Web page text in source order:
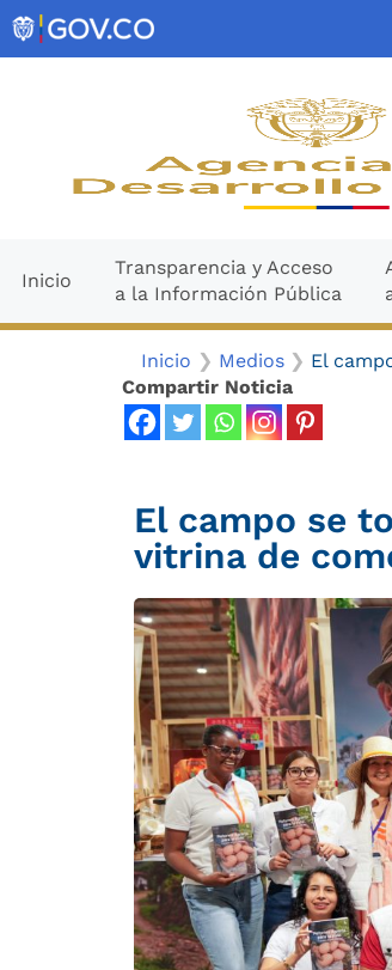
contenido
al
contenido
Inicio
Transparencia y Acceso
a la Información Pública
Inicio Medios
El
Compartir Noticia
El campo se
vitrina de